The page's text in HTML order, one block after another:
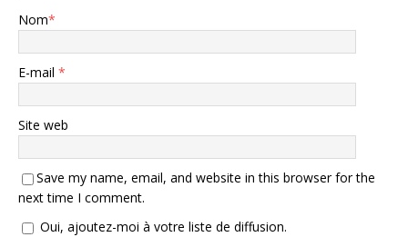
Nom*
E-mail *
Site web
Save my name, email, and website in this browser for the
next time I comment.
Oui, ajoutez-moi à votre liste de diffusion.